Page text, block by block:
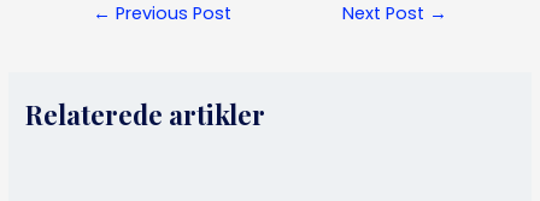
← Previous Post Next Post →
Relaterede artikler